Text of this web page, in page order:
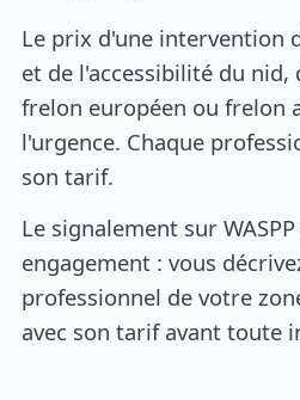
Le prix d'une intervention
et de l'accessibilité du nid,
frelon européen ou frelon
l'urgence. Chaque
son tarif.
Le signalement sur
engagement : vous
professionnel de votre
avec son tarif avant toute